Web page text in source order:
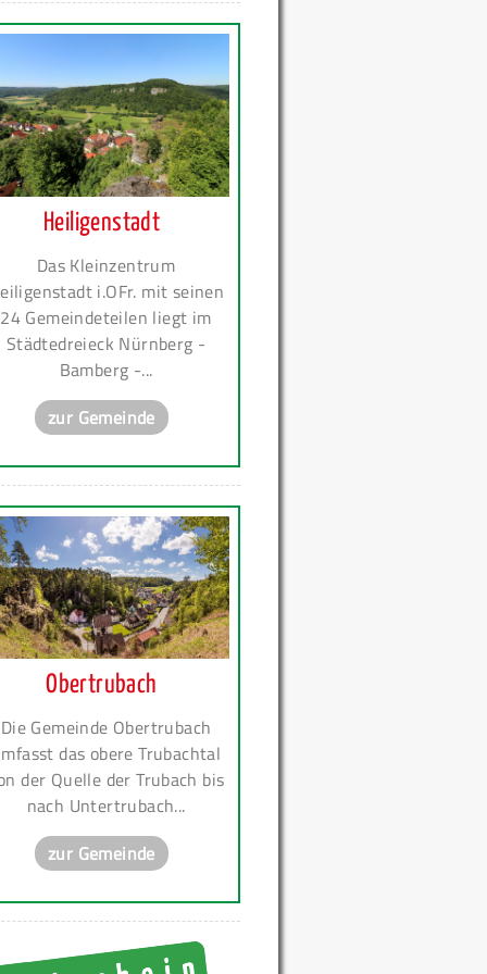
Heiligenstadt
Das Kleinzentrum
i.OFr. mit seinen
24 Gemeindeteilen liegt im
Städtedreieck Nürnberg -
Bamberg -...
zur Gemeinde
Obertrubach
Die Gemeinde Obertrubach
das obere Trubachtal
der Quelle der Trubach bis
nach Untertrubach...
zur Gemeinde